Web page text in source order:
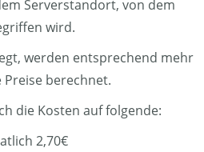
Serverstandort, von dem
wird.
werden entsprechend mehr
berechnet.
die Kosten auf folgende:
2,70€